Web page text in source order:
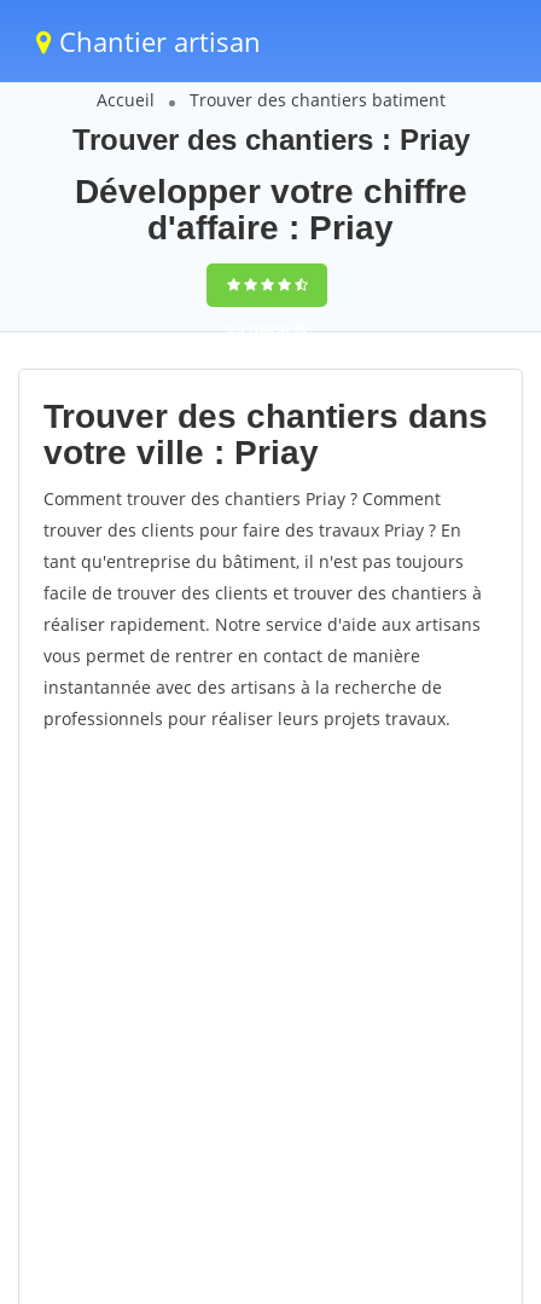
Chantier artisan
Accueil Trouver des chantiers batiment
Trouver des chantiers : Priay
Développer votre chiffre
d'affaire : Priay
9,5(100%)55
votes
Trouver des chantiers dans
votre ville : Priay
Comment trouver des chantiers Priay ? Comment
trouver des clients pour faire des travaux Priay ? En
tant qu'entreprise du bâtiment, il n'est pas toujours
facile de trouver des clients et trouver des chantiers à
réaliser rapidement. Notre service d'aide aux artisans
vous permet de rentrer en contact de manière
instantannée avec des artisans à la recherche de
professionnels pour réaliser leurs projets travaux.